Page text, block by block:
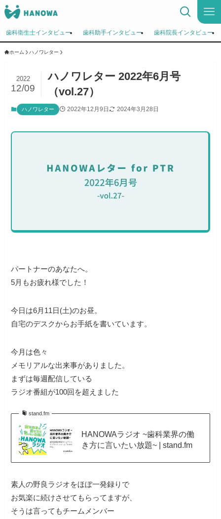
歯科衛生士インタビュー 歯科助手インタビュー 歯科院長インタビュー
ホーム ハノワレター
ハノワレター 2022年6月号
（vol.27）
2022
12/09
ハノワレター 2022年12月9日 2024年3月28日
パートナーのあなたへ。
5月もお疲れ様でした！
今日は6月11日(土)のお昼。
自宅のデスクからお手紙を書いています。
今月は色々
メモリアルな出来事がありました。
まずは毎週配信している
ラジオ番組が100回を超えました
stand.fm
HANOWAラジオ ~歯科業界の働
き方に言いたい放題~ | stand.fm
素人の野良ラジオをほぼ一発録りで
お気楽に続けさせてもらってますが、
そうは言ってもチームメンバー